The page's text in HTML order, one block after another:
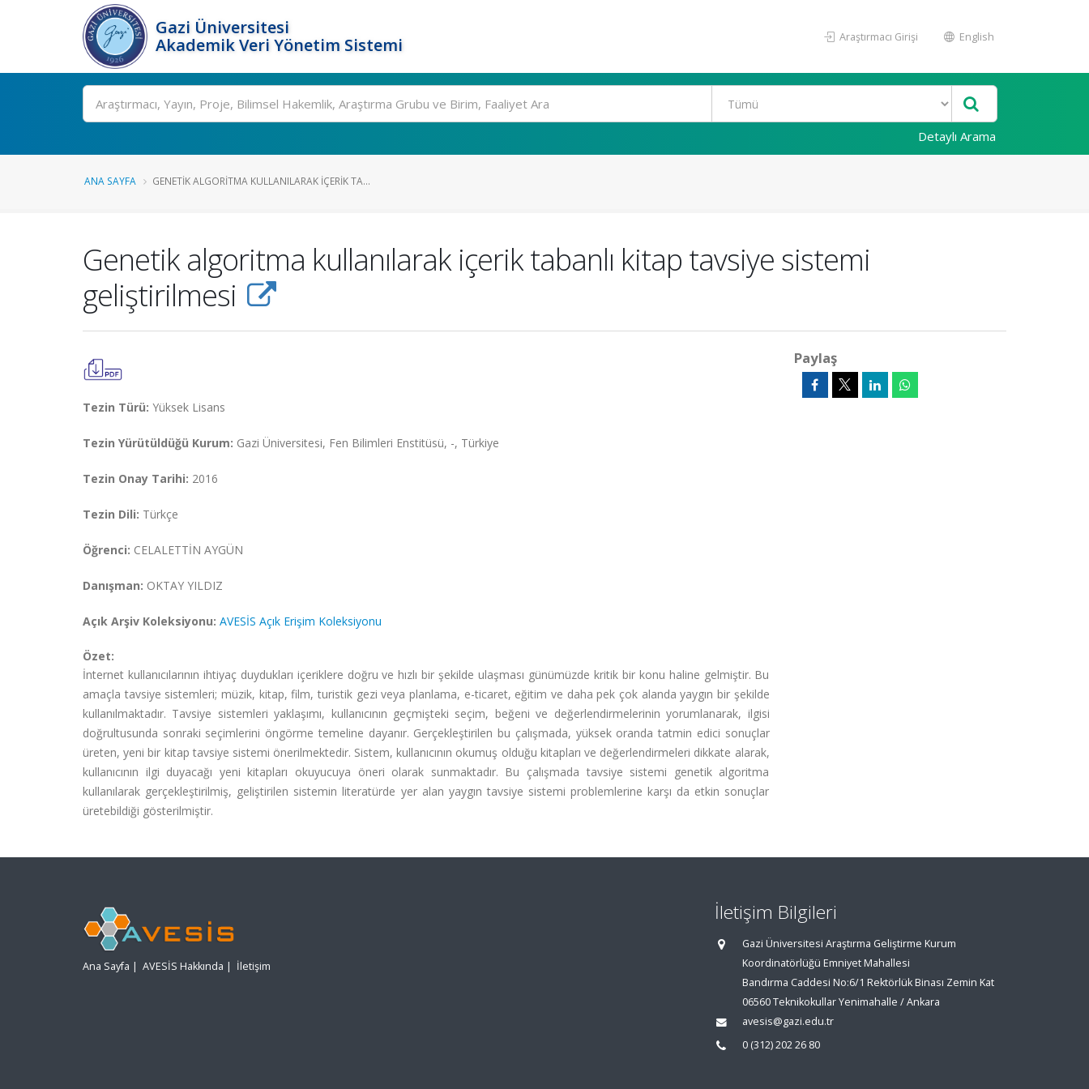
Gazi Üniversitesi
Akademik Veri Yönetim Sistemi
Araştırmacı Girişi English
Ara
Detaylı Arama
ANA SAYFA GENETIK ALGORITMA KULLANILARAK IÇERIK TA...
Genetik algoritma kullanılarak içerik tabanlı kitap tavsiye sistemi
geliştirilmesi
Tezin Türü: Yüksek Lisans
Tezin Yürütüldüğü Kurum: Gazi Üniversitesi, Fen Bilimleri Enstitüsü, -, Türkiye
Tezin Onay Tarihi: 2016
Tezin Dili: Türkçe
Öğrenci: CELALETTİN AYGÜN
Danışman: OKTAY YILDIZ
Açık Arşiv Koleksiyonu: AVESİS Açık Erişim Koleksiyonu
Özet:
İnternet kullanıcılarının ihtiyaç duydukları içeriklere doğru ve hızlı bir şekilde ulaşması günümüzde kritik bir konu haline gelmiştir. Bu
amaçla tavsiye sistemleri; müzik, kitap, film, turistik gezi veya planlama, e-ticaret, eğitim ve daha pek çok alanda yaygın bir şekilde
kullanılmaktadır. Tavsiye sistemleri yaklaşımı, kullanıcının geçmişteki seçim, beğeni ve değerlendirmelerinin yorumlanarak, ilgisi
doğrultusunda sonraki seçimlerini öngörme temeline dayanır. Gerçekleştirilen bu çalışmada, yüksek oranda tatmin edici sonuçlar
üreten, yeni bir kitap tavsiye sistemi önerilmektedir. Sistem, kullanıcının okumuş olduğu kitapları ve değerlendirmeleri dikkate alarak,
kullanıcının ilgi duyacağı yeni kitapları okuyucuya öneri olarak sunmaktadır. Bu çalışmada tavsiye sistemi genetik algoritma
kullanılarak gerçekleştirilmiş, geliştirilen sistemin literatürde yer alan yaygın tavsiye sistemi problemlerine karşı da etkin sonuçlar
üretebildiği gösterilmiştir.
Paylaş
Ana Sayfa | AVESİS Hakkında | İletişim
İletişim Bilgileri
Gazi Üniversitesi Araştırma Geliştirme Kurum
Koordinatörlüğü Emniyet Mahallesi
Bandırma Caddesi No:6/1 Rektörlük Binası Zemin Kat
06560 Teknikokullar Yenimahalle / Ankara
avesis@gazi.edu.tr
0 (312) 202 26 80